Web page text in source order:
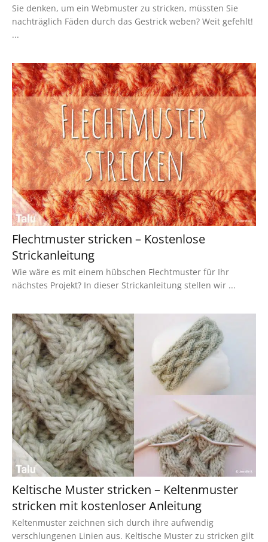
Sie denken, um ein Webmuster zu stricken, müssten Sie
nachträglich Fäden durch das Gestrick weben? Weit gefehlt!
...
Flechtmuster stricken – Kostenlose
Strickanleitung
Wie wäre es mit einem hübschen Flechtmuster für Ihr
nächstes Projekt? In dieser Strickanleitung stellen wir ...
Keltische Muster stricken – Keltenmuster
stricken mit kostenloser Anleitung
Keltenmuster zeichnen sich durch ihre aufwendig
verschlungenen Linien aus. Keltische Muster zu stricken gilt